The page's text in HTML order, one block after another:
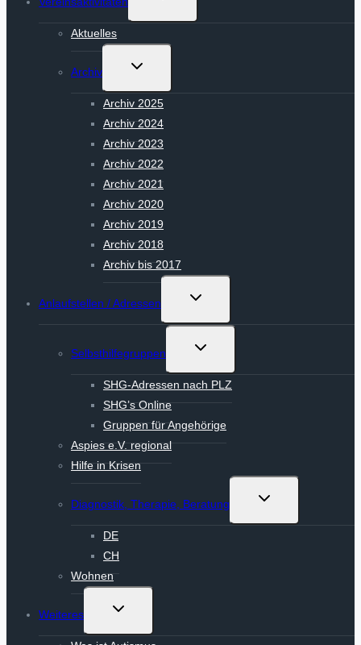
Aktuelles
Archiv
Untermenü
Archiv 2025
Archiv 2024
Archiv 2023
Archiv 2022
Archiv 2021
Archiv 2020
Archiv 2019
Archiv 2018
Archiv bis 2017
Anlaufstellen / Adressen
Untermenü
Selbsthilfegruppen
Untermenü
SHG-Adressen nach PLZ
SHG’s Online
Gruppen für Angehörige
Aspies e.V. regional
Hilfe in Krisen
Diagnostik, Therapie, Beratung
Untermenü
DE
CH
Wohnen
Weiteres
Untermenü